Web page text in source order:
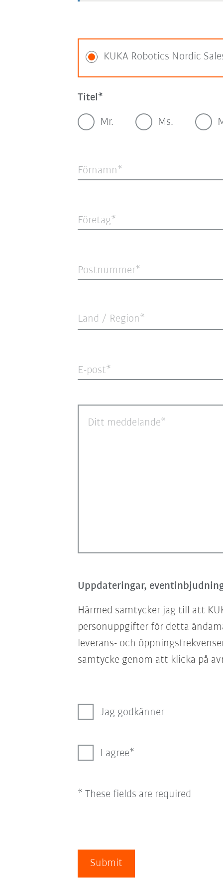
KUKA Robotics Nordic
Titel
Mr. Ms.
Förnamn
Företag
Postnummer
Land / Region*
E-post
Ditt meddelande
Uppdateringar,
Härmed samtycker jag till att
personuppgifter för detta
leverans- och
samtycke genom att klicka på
Jag godkänner
I agree
* These fields are required
Submit